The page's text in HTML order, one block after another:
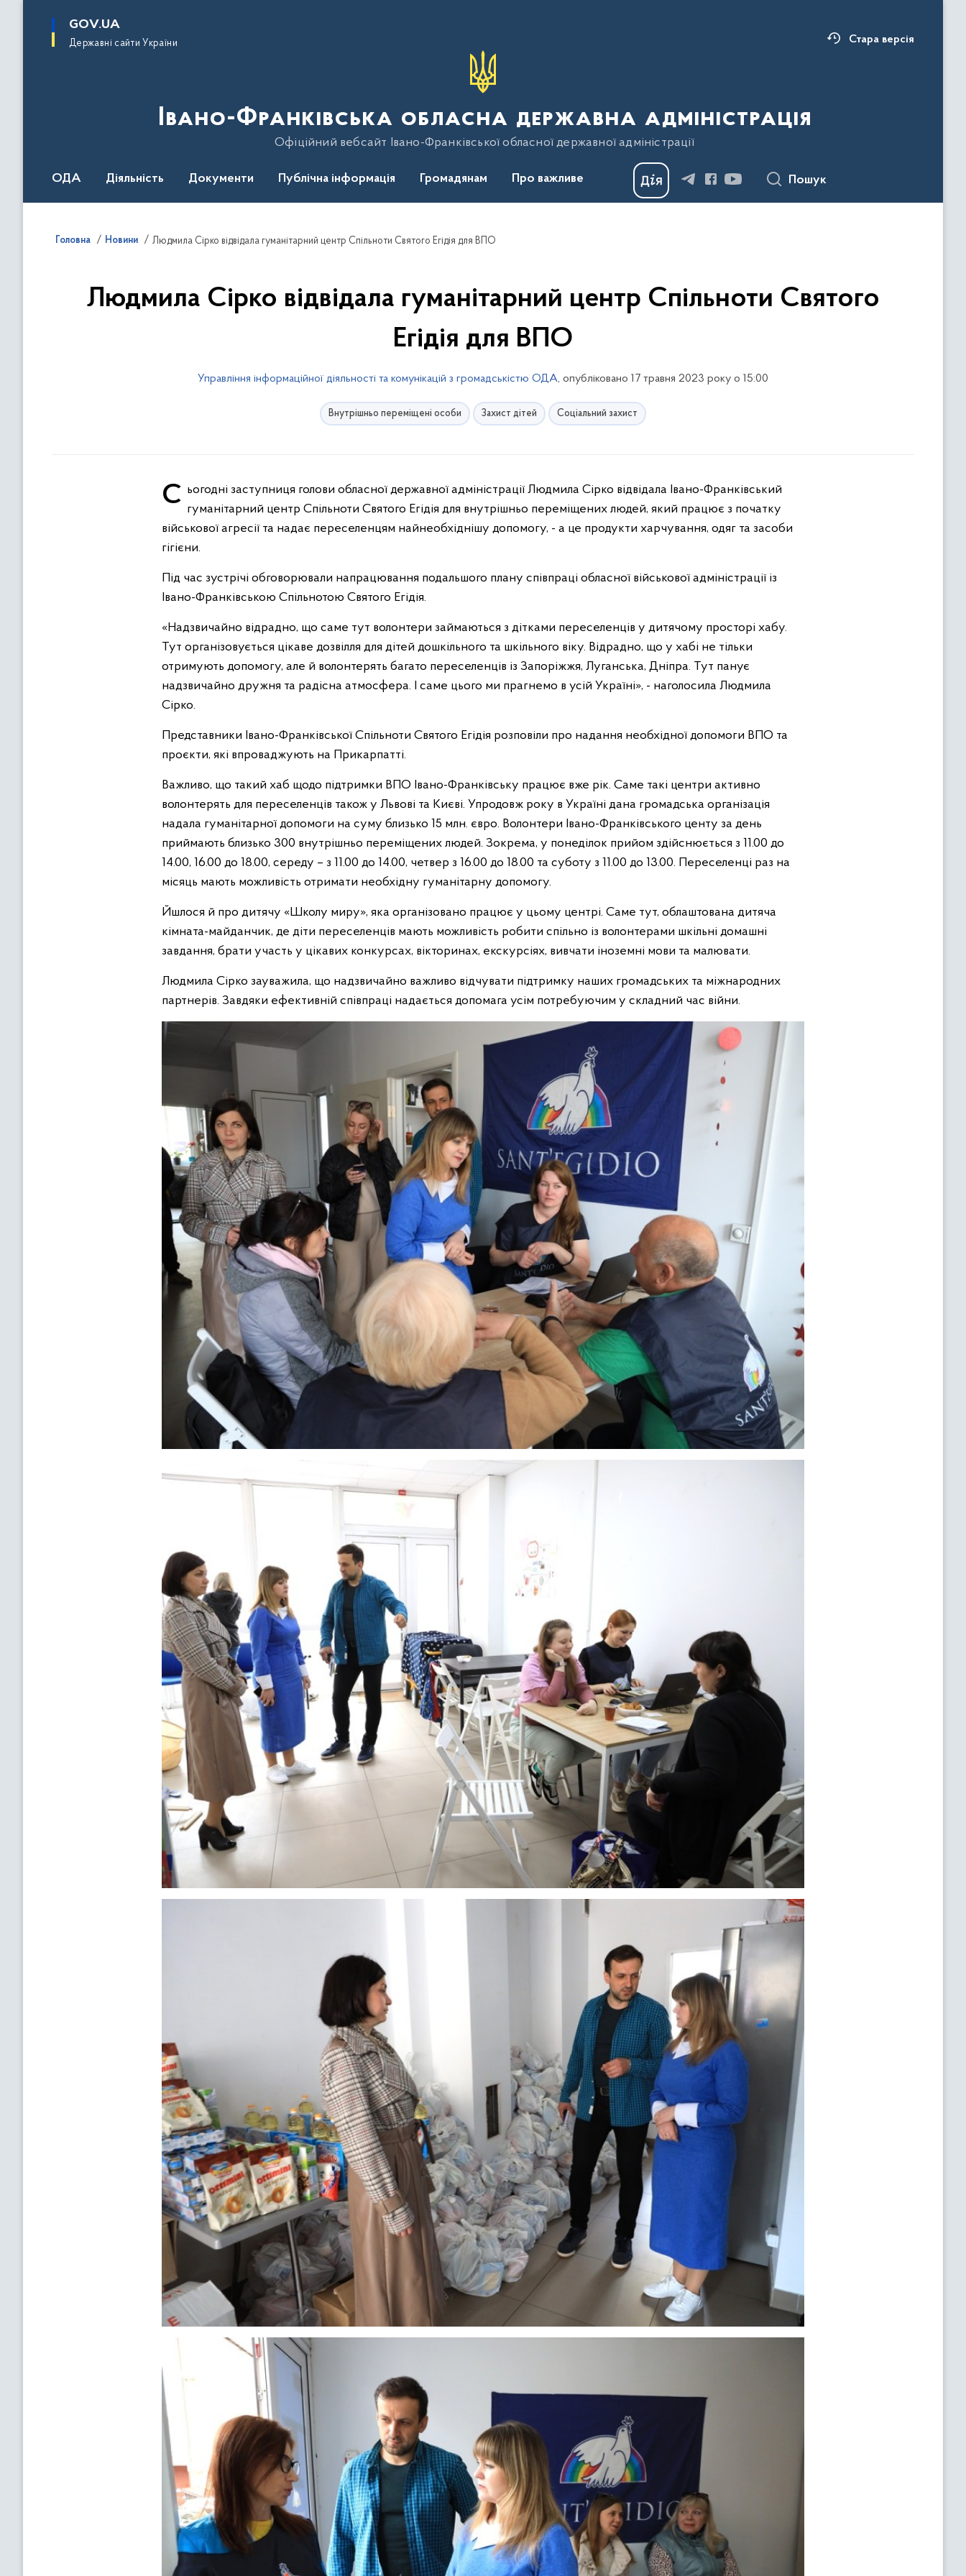
основного
GOV.UA
Державні сайти України Стара версія
Івано-Франківська обласна державна адміністрація
Офіційний вебсайт Івано-Франківської обласної державної адміністрації
ОДА Діяльність Документи Публічна інформація Громадянам Про важливе Пошук
Головна Новини Людмила Сірко відвідала гуманітарний центр Спільноти Святого Егідія для ВПО
Людмила Сірко відвідала гуманітарний центр Спільноти Святого
Егідія для ВПО
Управління інформаційної діяльності та комунікацій з громадськістю ОДА, опубліковано 17 травня 2023 року о 15:00
Внутрішньо переміщені особи Захист дітей Соціальний захист
Сьогодні заступниця голови обласної державної адміністрації Людмила Сірко відвідала Івано-Франківський гуманітарний центр Спільноти Святого Егідія для внутрішньо переміщених людей, який працює з початку
військової агресії та надає переселенцям найнеобхіднішу допомогу, - а це продукти харчування, одяг та засоби
гігієни.
Під час зустрічі обговорювали напрацювання подальшого плану співпраці обласної військової адміністрації із
Івано-Франківською Спільнотою Святого Егідія.
«Надзвичайно відрадно, що саме тут волонтери займаються з дітками переселенців у дитячому просторі хабу.
Тут організовується цікаве дозвілля для дітей дошкільного та шкільного віку. Відрадно, що у хабі не тільки
отримують допомогу, але й волонтерять багато переселенців із Запоріжжя, Луганська, Дніпра. Тут панує
надзвичайно дружня та радісна атмосфера. І саме цього ми прагнемо в усій Україні», - наголосила Людмила
Сірко.
Представники Івано-Франківської Спільноти Святого Егідія розповіли про надання необхідної допомоги ВПО та
проєкти, які впроваджують на Прикарпатті.
Важливо, що такий хаб щодо підтримки ВПО Івано-Франківську працює вже рік. Саме такі центри активно
волонтерять для переселенців також у Львові та Києві. Упродовж року в Україні дана громадська організація
надала гуманітарної допомоги на суму близько 15 млн. євро. Волонтери Івано-Франківського центу за день
приймають близько 300 внутрішньо переміщених людей. Зокрема, у понеділок прийом здійснюється з 11.00 до
14.00, 16.00 до 18.00, середу – з 11.00 до 14.00, четвер з 16.00 до 18.00 та суботу з 11.00 до 13.00. Переселенці раз на
місяць мають можливість отримати необхідну гуманітарну допомогу.
Йшлося й про дитячу «Школу миру», яка організовано працює у цьому центрі. Саме тут, облаштована дитяча
кімната-майданчик, де діти переселенців мають можливість робити спільно із волонтерами шкільні домашні
завдання, брати участь у цікавих конкурсах, вікторинах, екскурсіях, вивчати іноземні мови та малювати.
Людмила Сірко зауважила, що надзвичайно важливо відчувати підтримку наших громадських та міжнародних
партнерів. Завдяки ефективній співпраці надається допомага усім потребуючим у складний час війни.